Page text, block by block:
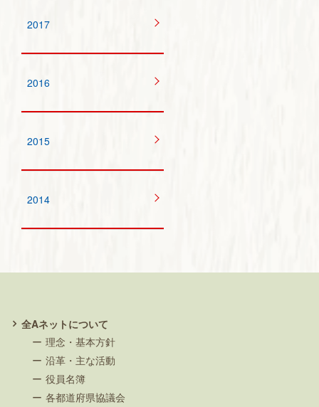
2017
2016
2015
2014
全Aネットについて
理念・基本方針
沿革・主な活動
役員名簿
各都道府県協議会